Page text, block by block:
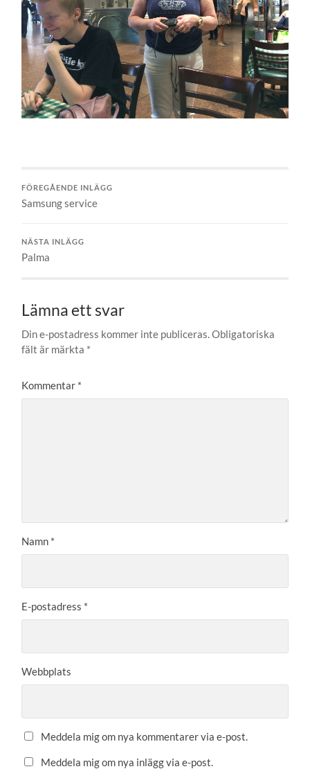
FÖREGÅENDE INLÄGG
Samsung service
NÄSTA INLÄGG
Palma
Lämna ett svar
Din e-postadress kommer inte publiceras.Obligatoriska
fält är märkta *
Kommentar *
Namn *
E-postadress *
Webbplats
Meddela mig om nya kommentarer via e-post.
Meddela mig om nya inlägg via e-post.